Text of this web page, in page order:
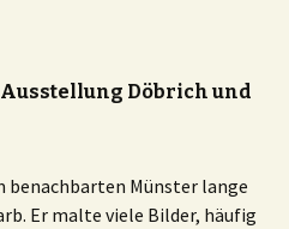
Döbrich und
benachbarten Münster lange
Er malte viele Bilder, häufig